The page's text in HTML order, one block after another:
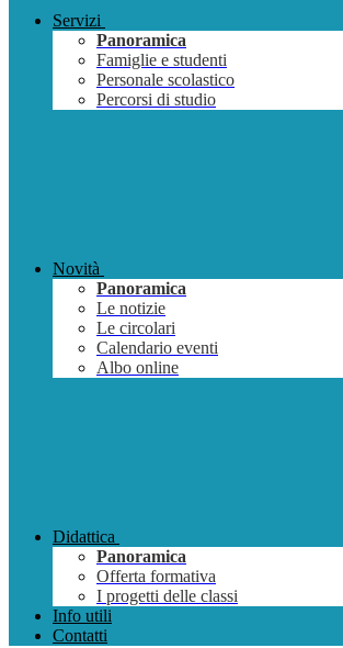
Servizi
Panoramica
Famiglie e studenti
Personale scolastico
Percorsi di studio
Novità
Panoramica
Le notizie
Le circolari
Calendario eventi
Albo online
Didattica
Panoramica
Offerta formativa
I progetti delle classi
Info utili
Contatti